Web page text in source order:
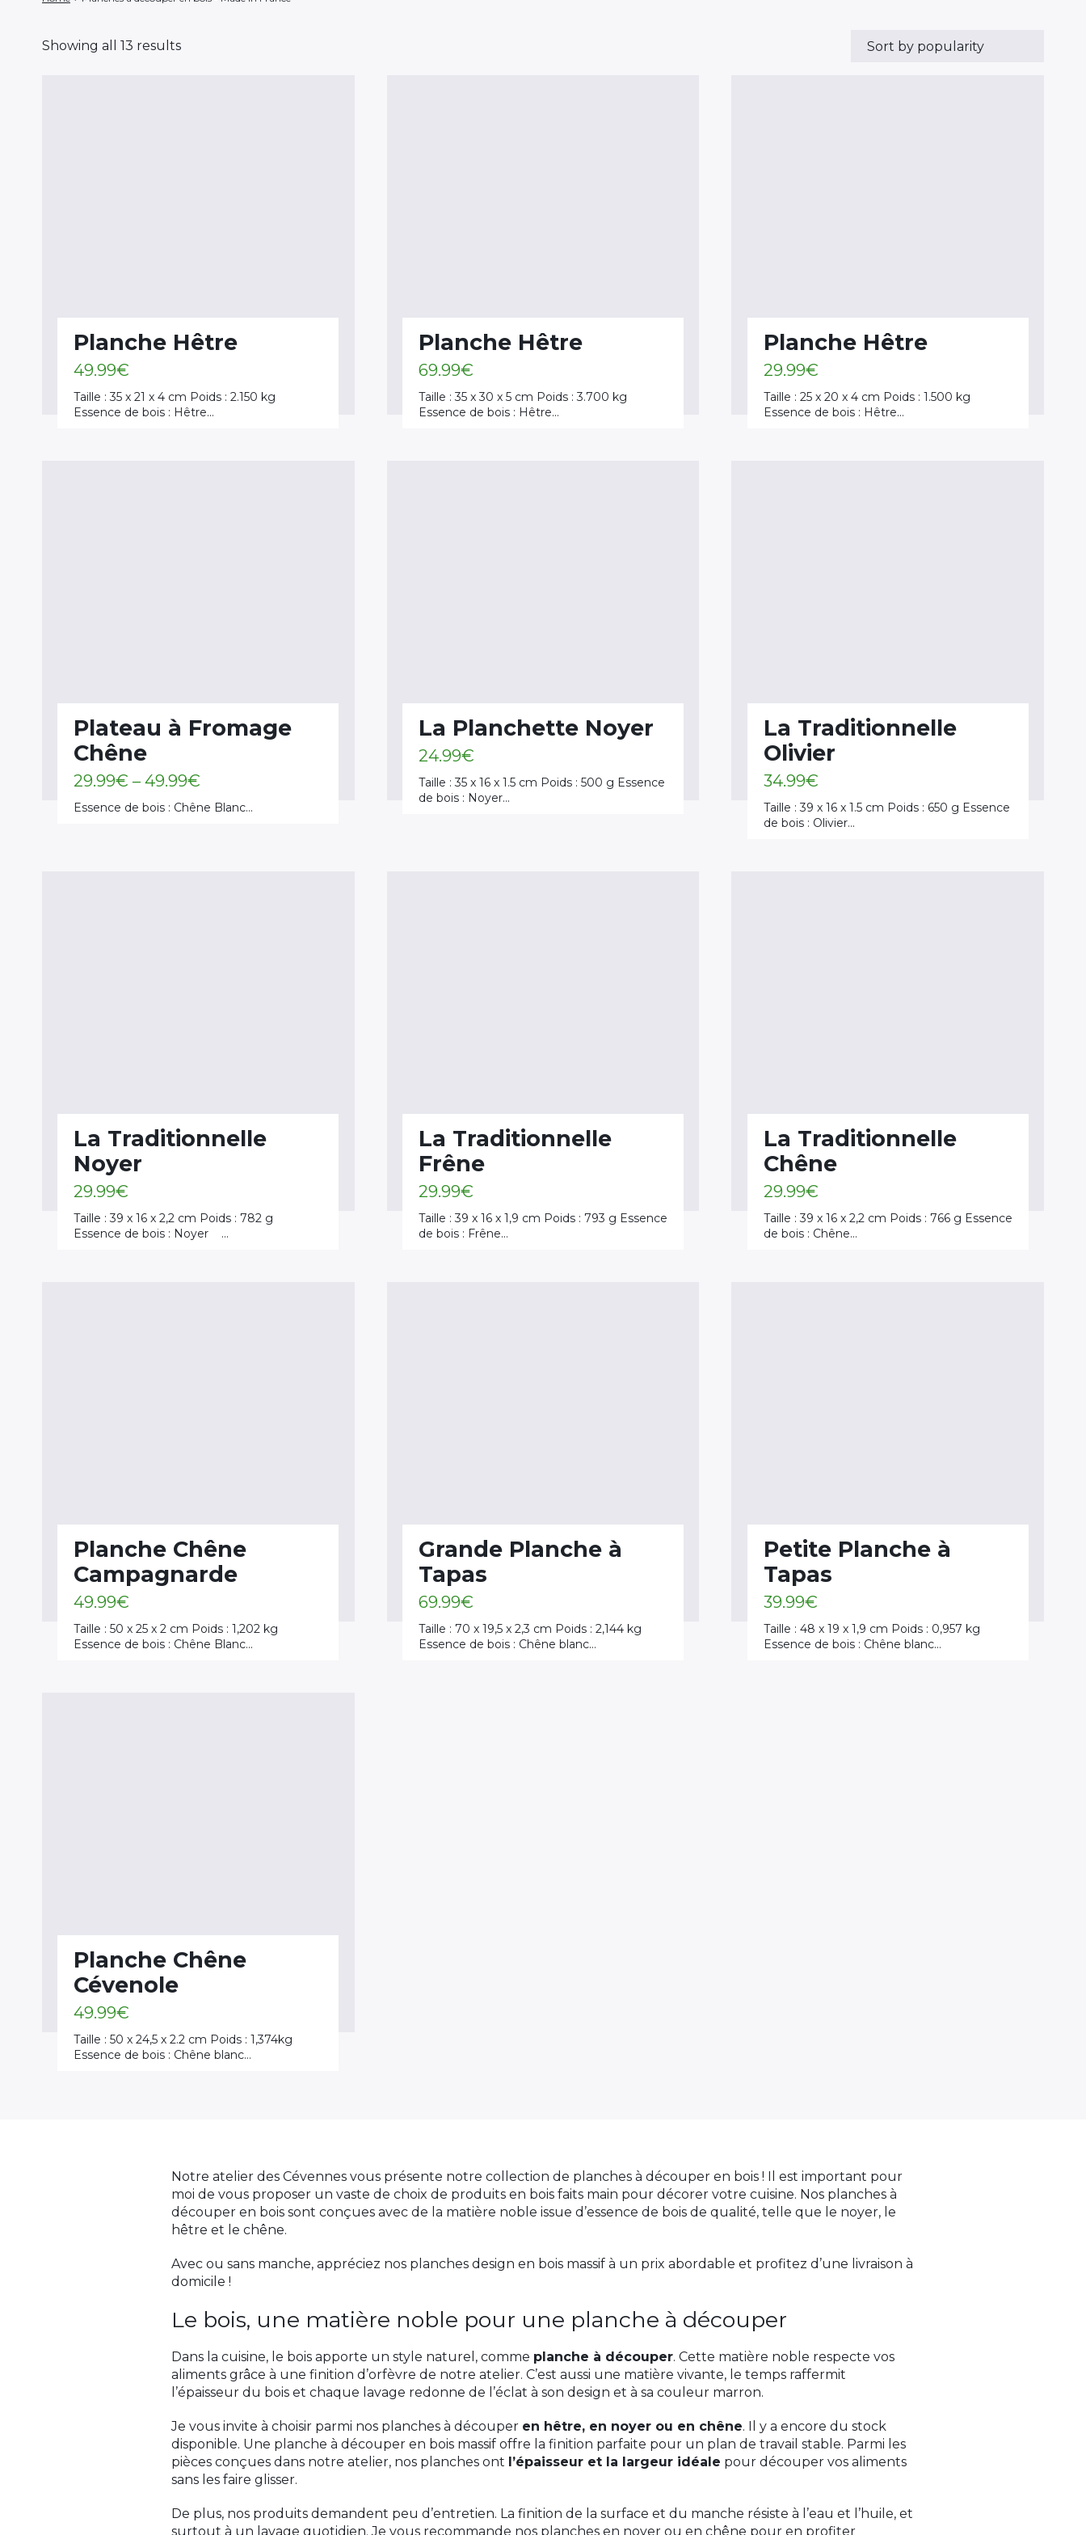
Notre atelier des Cévennes vous présente notre collection de planches à découper en bois ! Il est important pour
moi de vous proposer un vaste de choix de produits en bois faits main pour décorer votre cuisine. Nos planches à
découper en bois sont conçues avec de la matière noble issue d’essence de bois de qualité, telle que le noyer, le
hêtre et le chêne.
Avec ou sans manche, appréciez nos planches design en bois massif à un prix abordable et profitez d’une livraison à
domicile !
Le bois, une matière noble pour une planche à découper
Dans la cuisine, le bois apporte un style naturel, comme planche à découper. Cette matière noble respecte vos
aliments grâce à une finition d’orfèvre de notre atelier. C’est aussi une matière vivante, le temps raffermit
l’épaisseur du bois et chaque lavage redonne de l’éclat à son design et à sa couleur marron.
Je vous invite à choisir parmi nos planches à découper en hêtre, en noyer ou en chêne. Il y a encore du stock
disponible. Une planche à découper en bois massif offre la finition parfaite pour un plan de travail stable. Parmi les
pièces conçues dans notre atelier, nos planches ont l’épaisseur et la largeur idéale pour découper vos aliments
sans les faire glisser.
De plus, nos produits demandent peu d’entretien. La finition de la surface et du manche résiste à l’eau et l’huile, et
surtout à un lavage quotidien. Je vous recommande nos planches en noyer ou en chêne pour en profiter
Showing all 13 results
Planche Hêtre
49.99€
Taille : 35 x 21 x 4 cm Poids : 2.150 kg
Essence de bois : Hêtre…
Planche Hêtre
69.99€
Taille : 35 x 30 x 5 cm Poids : 3.700 kg
Essence de bois : Hêtre…
Planche Hêtre
29.99€
Taille : 25 x 20 x 4 cm Poids : 1.500 kg
Essence de bois : Hêtre…
Plateau à Fromage
Chêne
29.99€ –49.99€
Essence de bois : Chêne Blanc…
La Planchette Noyer
24.99€
Taille : 35 x 16 x 1.5 cm Poids : 500 g Essence
de bois : Noyer…
La Traditionnelle
Olivier
34.99€
Taille : 39 x 16 x 1.5 cm Poids : 650 g Essence
de bois : Olivier…
La Traditionnelle
Noyer
29.99€
Taille : 39 x 16 x 2,2 cm Poids : 782 g
Essence de bois : Noyer …
La Traditionnelle
Frêne
29.99€
Taille : 39 x 16 x 1,9 cm Poids : 793 g Essence
de bois : Frêne…
La Traditionnelle
Chêne
29.99€
Taille : 39 x 16 x 2,2 cm Poids : 766 g Essence
de bois : Chêne…
Planche Chêne
Campagnarde
49.99€
Taille : 50 x 25 x 2 cm Poids : 1,202 kg
Essence de bois : Chêne Blanc…
Grande Planche à
Tapas
69.99€
Taille : 70 x 19,5 x 2,3 cm Poids : 2,144 kg
Essence de bois : Chêne blanc…
Petite Planche à
Tapas
39.99€
Taille : 48 x 19 x 1,9 cm Poids : 0,957 kg
Essence de bois : Chêne blanc…
Planche Chêne
Cévenole
49.99€
Taille : 50 x 24,5 x 2.2 cm Poids : 1,374kg
Essence de bois : Chêne blanc…